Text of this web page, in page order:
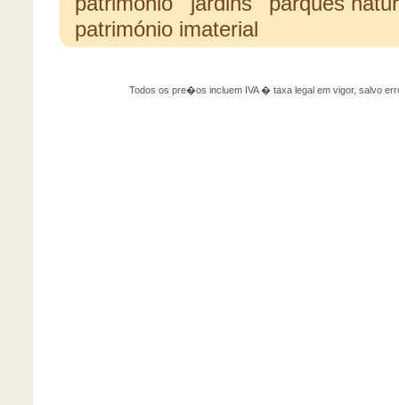
património imaterial
Todos os pre�os incluem IVA � taxa legal em vigor, salvo